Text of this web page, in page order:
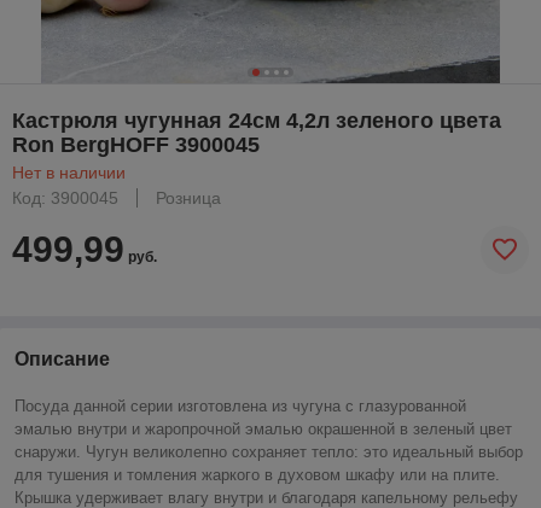
Кастрюля чугунная 24см 4,2л зеленого цвета
Ron BergHOFF 3900045
Нет в наличии
Код: 3900045
Розница
499,99 руб.
Описание
Посуда данной серии изготовлена из чугуна с глазурованной
эмалью внутри и жаропрочной эмалью окрашенной в зеленый цвет
снаружи. Чугун великолепно сохраняет тепло: это идеальный выбор
для тушения и томления жаркого в духовом шкафу или на плите.
Крышка удерживает влагу внутри и благодаря капельному рельефу